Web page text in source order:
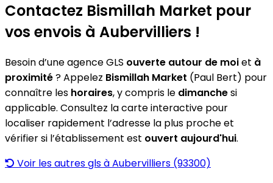
Contactez Bismillah Market pour
vos envois à Aubervilliers !
Besoin d’une agence GLS ouverte autour de moiet à
proximité? Appelez Bismillah Market (Paul Bert) pour
connaître les horaires, y compris le dimanchesi
applicable. Consultez la carte interactive pour
localiser rapidement l’adresse la plus proche et
vérifier si l’établissement est ouvert aujourd'hui.
Voir les autres gls à Aubervilliers (93300)